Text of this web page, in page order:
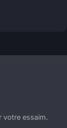
votre essaim.